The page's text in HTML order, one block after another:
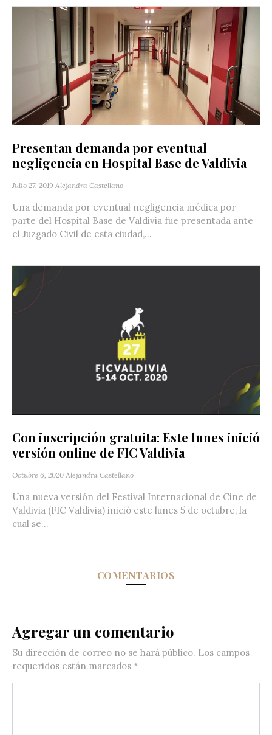
Presentan demanda por eventual
negligencia en Hospital Base de Valdivia
Julio 27, 2019 Alejandra Castellano
Una demanda por eventual negligencia médica por
parte del Hospital Base de Valdivia fue presentada ante
el Juzgado Civil de esta ciudad,...
Con inscripción gratuita: Este lunes inició
versión online de FIC Valdivia
Octubre 6, 2020 Alejandra Castellano
Una nueva versión del Festival Internacional de Cine de
Valdivia (FIC Valdivia) inició este lunes 5 de octubre, la
cual se...
COMENTARIOS
Agregar un comentario
Su dirección de correo no se hará público. Los campos
requeridos están marcados *